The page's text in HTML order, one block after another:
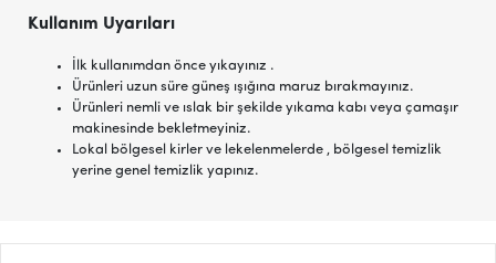
Kullanım Uyarıları
İlk kullanımdan önce yıkayınız .
Ürünleri uzun süre güneş ışığına maruz bırakmayınız.
Ürünleri nemli ve ıslak bir şekilde yıkama kabı veya çamaşır
makinesinde bekletmeyiniz.
Lokal bölgesel kirler ve lekelenmelerde , bölgesel temizlik
yerine genel temizlik yapınız.